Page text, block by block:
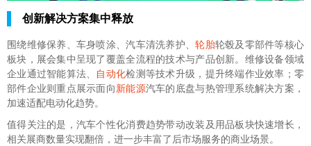
创新解决方案集中释放
围绕维修保养、车身喷涂、汽车清洗养护、轮胎轮毂及零部件等核心
板块，展会集中呈现了覆盖全流程的技术与产品创新。维修设备领域
企业通过智能算法、 自动化检测等技术升级，提升终端作业效率；零
部件企业则重点展示面向新能源汽车的底盘与热管理系统解决方案，
加速适配电动化趋势。
值得关注的是，汽车个性化消费趋势带动改装及用品板块快速增长，
相关展商数量实现翻倍，进一步丰富了后市场服务的商业场景。